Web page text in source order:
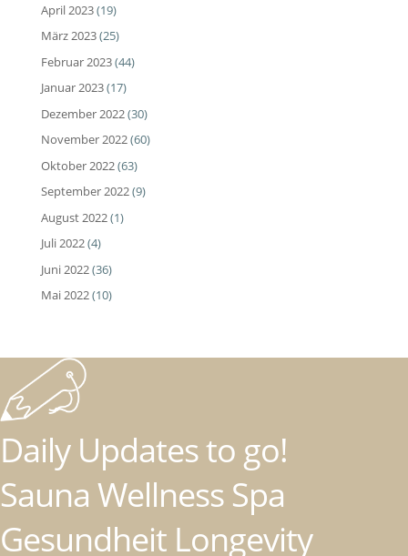
April 2023(19)
März 2023(25)
Februar 2023(44)
Januar 2023(17)
Dezember 2022(30)
November 2022(60)
Oktober 2022(63)
September 2022(9)
August 2022(1)
Juli 2022(4)
Juni 2022(36)
Mai 2022(10)
Daily Updates to go!
Sauna Wellness Spa
Gesundheit Longevity